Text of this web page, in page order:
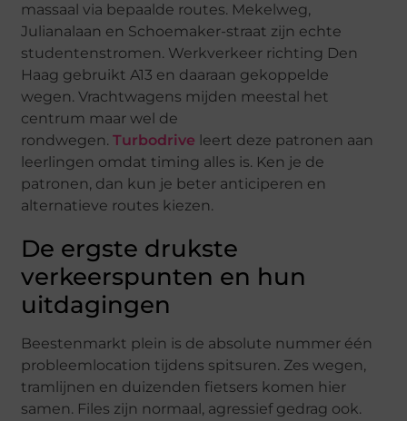
massaal via bepaalde routes. Mekelweg,
Julianalaan en Schoemaker-straat zijn echte
studentenstromen. Werkverkeer richting Den
Haag gebruikt A13 en daaraan gekoppelde
wegen. Vrachtwagens mijden meestal het
centrum maar wel de
rondwegen.Turbodrive leert deze patronen aan
leerlingen omdat timing alles is. Ken je de
patronen, dan kun je beter anticiperen en
alternatieve routes kiezen.
De ergste drukste
verkeerspunten en hun
uitdagingen
Beestenmarkt plein is de absolute nummer één
probleemlocation tijdens spitsuren. Zes wegen,
tramlijnen en duizenden fietsers komen hier
samen. Files zijn normaal, agressief gedrag ook.